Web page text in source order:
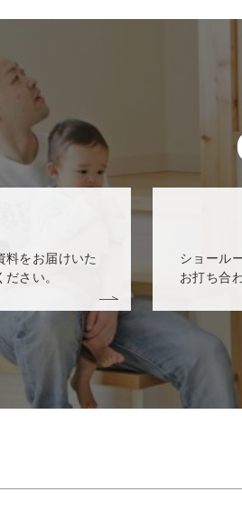
をお届けいた
さい。
ショール
お打ち合